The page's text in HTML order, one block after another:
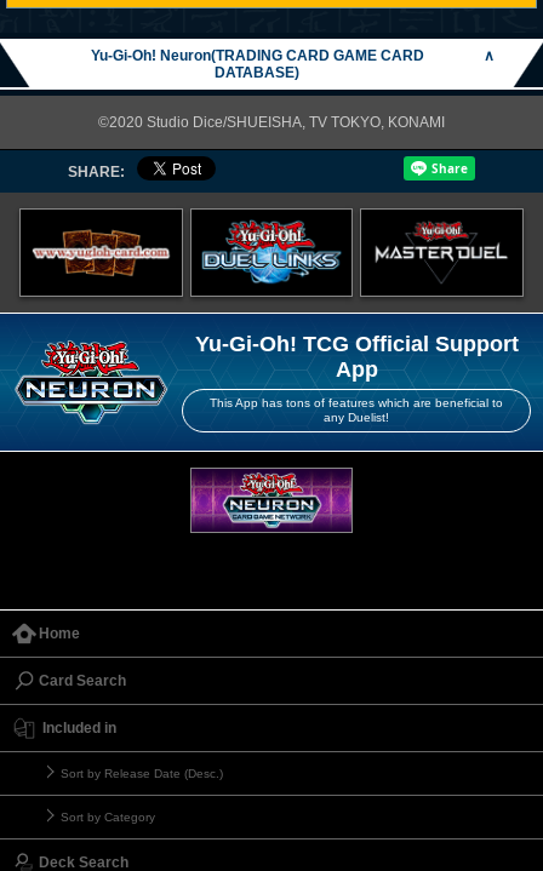
Yu-Gi-Oh! Neuron(TRADING CARD GAME CARD
DATABASE)
∧
©2020 Studio Dice/SHUEISHA, TV TOKYO, KONAMI
SHARE:
Yu-Gi-Oh! TCG Official Support
App
This App has tons of features which are beneficial to
any Duelist!
Home
Card Search
Included in
Sort by Release Date (Desc.)
Sort by Category
Deck Search